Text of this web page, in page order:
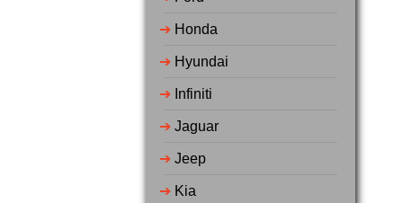
➔ Honda
➔ Hyundai
➔ Infiniti
➔ Jaguar
➔ Jeep
➔ Kia